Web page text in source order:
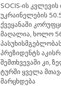
SOCIS-ის
უკრაინელების
ქვეყანაში
მაღალია, ხოლო
პრეზიდენტს
შემთხვევაში კი,
ტურში ყველა
მარცხდება